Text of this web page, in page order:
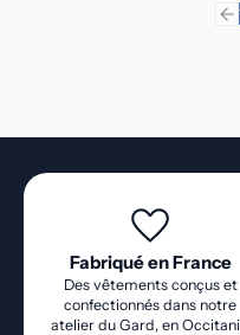
Fabriqué en France
Des vêtements conçus et
confectionnés dans notre
atelier du Gard, en